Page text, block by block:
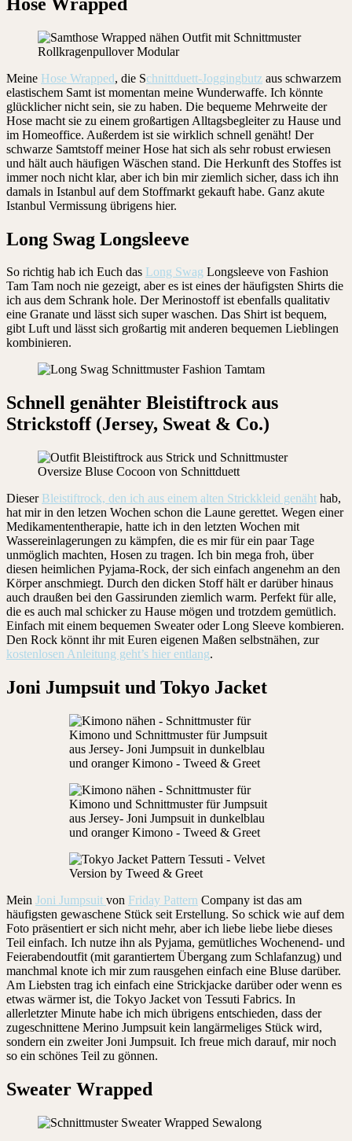
Meine Hose Wrapped, die Schnittduett-Joggingbutz aus schwarzem
elastischem Samt ist momentan meine Wunderwaffe. Ich könnte
glücklicher nicht sein, sie zu haben. Die bequeme Mehrweite der
Hose macht sie zu einem großartigen Alltagsbegleiter zu Hause und
im Homeoffice. Außerdem ist sie wirklich schnell genäht! Der
schwarze Samtstoff meiner Hose hat sich als sehr robust erwiesen
und hält auch häufigen Wäschen stand. Die Herkunft des Stoffes ist
immer noch nicht klar, aber ich bin mir ziemlich sicher, dass ich ihn
damals in Istanbul auf dem Stoffmarkt gekauft habe. Ganz akute
Istanbul Vermissung übrigens hier.
Long Swag Longsleeve
So richtig hab ich Euch das Long Swag Longsleeve von Fashion
Tam Tam noch nie gezeigt, aber es ist eines der häufigsten Shirts die
ich aus dem Schrank hole. Der Merinostoff ist ebenfalls qualitativ
eine Granate und lässt sich super waschen. Das Shirt ist bequem,
gibt Luft und lässt sich großartig mit anderen bequemen Lieblingen
kombinieren.
Schnell genähter Bleistiftrock aus
Strickstoff (Jersey, Sweat & Co.)
Dieser Bleistiftrock, den ich aus einem alten Strickkleid genäht hab,
hat mir in den letzen Wochen schon die Laune gerettet. Wegen einer
Medikamententherapie, hatte ich in den letzten Wochen mit
Wassereinlagerungen zu kämpfen, die es mir für ein paar Tage
unmöglich machten, Hosen zu tragen. Ich bin mega froh, über
diesen heimlichen Pyjama-Rock, der sich einfach angenehm an den
Körper anschmiegt. Durch den dicken Stoff hält er darüber hinaus
auch draußen bei den Gassirunden ziemlich warm. Perfekt für alle,
die es auch mal schicker zu Hause mögen und trotzdem gemütlich.
Einfach mit einem bequemen Sweater oder Long Sleeve kombieren.
Den Rock könnt ihr mit Euren eigenen Maßen selbstnähen, zur
kostenlosen Anleitung geht’s hier entlang.
Joni Jumpsuit und Tokyo Jacket
Mein Joni Jumpsuit von Friday Pattern Company ist das am
häufigsten gewaschene Stück seit Erstellung. So schick wie auf dem
Foto präsentiert er sich nicht mehr, aber ich liebe liebe liebe dieses
Teil einfach. Ich nutze ihn als Pyjama, gemütliches Wochenend- und
Feierabendoutfit (mit garantiertem Übergang zum Schlafanzug) und
manchmal knote ich mir zum rausgehen einfach eine Bluse darüber.
Am Liebsten trag ich einfach eine Strickjacke darüber oder wenn es
etwas wärmer ist, die Tokyo Jacket von Tessuti Fabrics. In
allerletzter Minute habe ich mich übrigens entschieden, dass der
zugeschnittene Merino Jumpsuit kein langärmeliges Stück wird,
sondern ein zweiter Joni Jumpsuit. Ich freue mich darauf, mir noch
so ein schönes Teil zu gönnen.
Sweater Wrapped